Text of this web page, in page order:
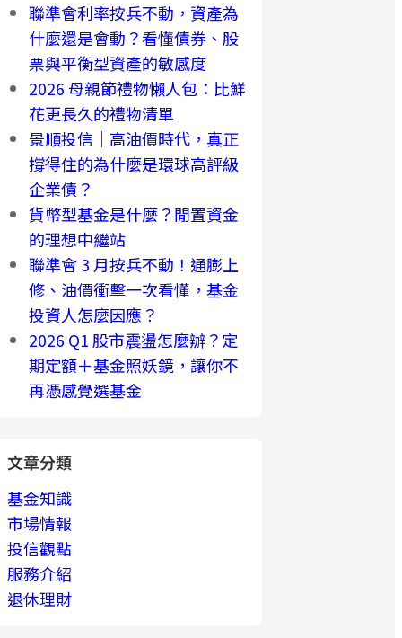
聯準會利率按兵不動，資產為
什麼還是會動？看懂債券、股
票與平衡型資產的敏感度
2026 母親節禮物懶人包：比鮮
花更長久的禮物清單
景順投信｜高油價時代，真正
撐得住的為什麼是環球高評級
企業債？
貨幣型基金是什麼？閒置資金
的理想中繼站
聯準會 3 月按兵不動！通膨上
修、油價衝擊一次看懂，基金
投資人怎麼因應？
2026 Q1 股市震盪怎麼辦？定
期定額＋基金照妖鏡，讓你不
再憑感覺選基金
文章分類
基金知識
市場情報
投信觀點
服務介紹
退休理財